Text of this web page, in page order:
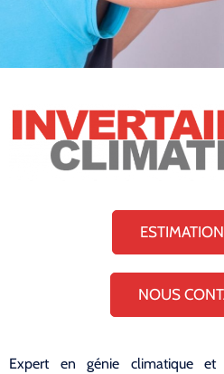
NOUS
Expert en génie climatique